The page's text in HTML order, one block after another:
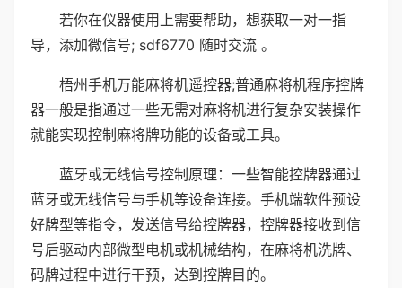
若你在仪器使用上需要帮助，想获取一对一指
导，添加微信号; sdf6770 随时交流 。
梧州手机万能麻将机遥控器;普通麻将机程序控牌
器一般是指通过一些无需对麻将机进行复杂安装操作
就能实现控制麻将牌功能的设备或工具。
蓝牙或无线信号控制原理：一些智能控牌器通过
蓝牙或无线信号与手机等设备连接。手机端软件预设
好牌型等指令，发送信号给控牌器，控牌器接收到信
号后驱动内部微型电机或机械结构，在麻将机洗牌、
码牌过程中进行干预，达到控牌目的。